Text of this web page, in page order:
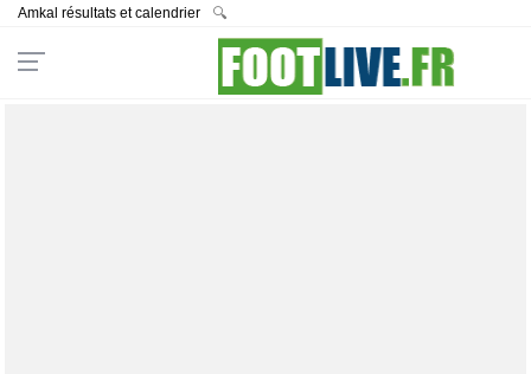
Amkal résultats et calendrier 🔍